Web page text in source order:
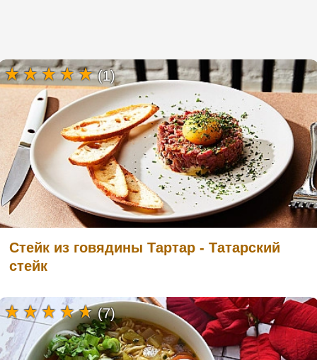
Стейк из говядины Тартар - Татарский
стейк
(1)
(7)